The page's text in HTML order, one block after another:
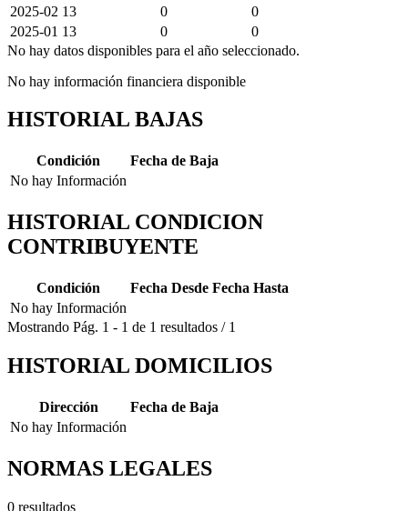
2025-02 13 0
0
2025-01 13 0
0
No hay datos disponibles para el año seleccionado.
No hay información financiera disponible
HISTORIAL BAJAS
Condición
Fecha de Baja
No hay Información
HISTORIAL CONDICION
CONTRIBUYENTE
Condición Fecha Desde Fecha Hasta
No hay Información
Mostrando Pág. 1 - 1 de 1 resultados / 1
HISTORIAL DOMICILIOS
Dirección
Fecha de Baja
No hay Información
NORMAS LEGALES
0 resultados